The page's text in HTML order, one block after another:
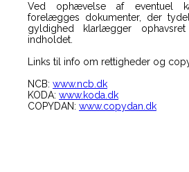
Ved ophævelse af eventuel
forelægges dokumenter, der
gyldighed klarlægger
indholdet.
Links til info om rettigheder og
NCB: www.ncb.dk
KODA: www.koda.dk
COPYDAN: www.copydan.dk